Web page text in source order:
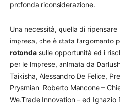
profonda riconsiderazione.
Una necessità, quella di
impresa, che è stata l’argomento
rotonda sulle opportunità ed i
per le imprese, animata da
Taikisha, Alessandro De Felice,
Prysmian, Roberto Mancone –
We.Trade Innovation – ed Ignazio